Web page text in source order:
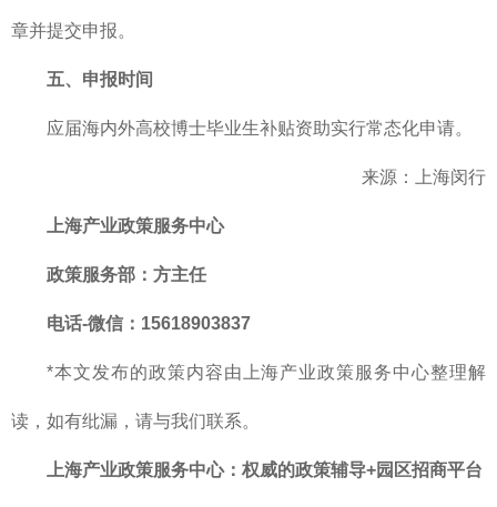
章并提交申报。
五、申报时间
应届海内外高校博士毕业生补贴资助实行常态化申请。
来源：上海闵行
上海产业政策服务中心
政策服务部 ：方主任
电话-微信：15618903837
*本文发布的政策内容由上海产业政策服务中心整理解
读，如有纰漏，请与我们联系。
上海产业政策服务中心： 权威的政策辅导+园区招商平台